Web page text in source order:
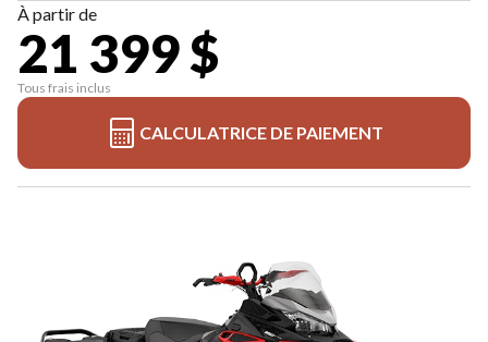
À partir de
21 399 $
Tous frais inclus
CALCULATRICE DE PAIEMENT